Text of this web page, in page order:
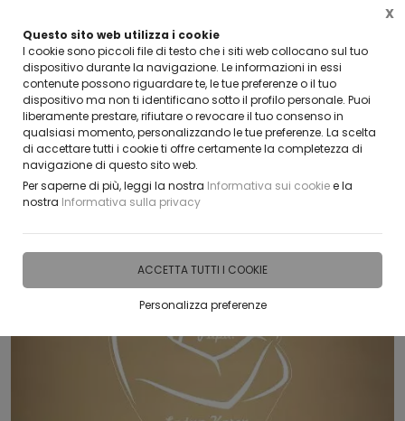
Questo sito web utilizza i cookie
I cookie sono piccoli file di testo che i siti web collocano sul tuo
dispositivo durante la navigazione. Le informazioni in essi
contenute possono riguardare te, le tue preferenze o il tuo
dispositivo ma non ti identificano sotto il profilo personale. Puoi
liberamente prestare, rifiutare o revocare il tuo consenso in
qualsiasi momento, personalizzando le tue preferenze. La scelta
di accettare tutti i cookie ti offre certamente la completezza di
navigazione di questo sito web.
Per saperne di più, leggi la nostra Informativa sui cookiee la
nostra Informativa sulla privacy
ACCETTA TUTTI I COOKIE
Personalizza preferenze
X
CLICCA E SCOPRI I COUPON ATTIVI ADESSO
Home IDEE E REGALI PERSONALIZZABILI PRODOTTI SUDDIVISI PER EVENTI E